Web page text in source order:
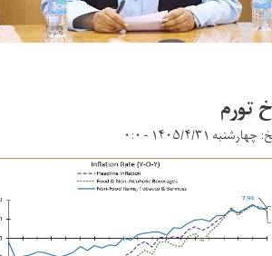
تورم
۱۴۰۵/۴/۳۱ - ۰:۰